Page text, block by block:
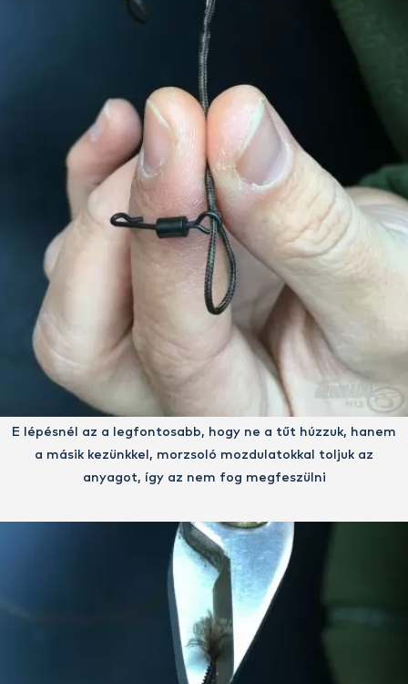
E lépésnél az a legfontosabb, hogy ne a tűt húzzuk, hanem
a másik kezünkkel, morzsoló mozdulatokkal toljuk az
anyagot, így az nem fog megfeszülni